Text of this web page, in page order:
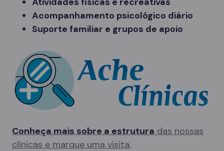
Acompanhamento psicológico diário
Suporte familiar e grupos de apoio
Conheça mais sobre a estrutura das nossas
clínicas e marque uma visita.